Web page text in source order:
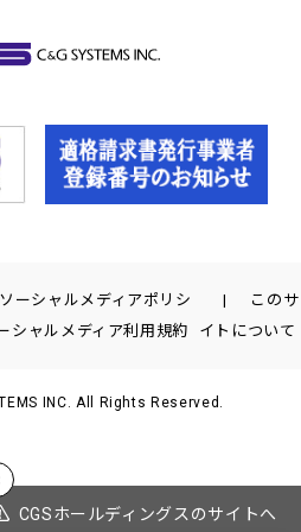
CGSホールディングスのサイトへ
ソーシャルメディアポリシ
シャルメディア利用規約
このサ
イトについて
INC. All Rights Reserved.